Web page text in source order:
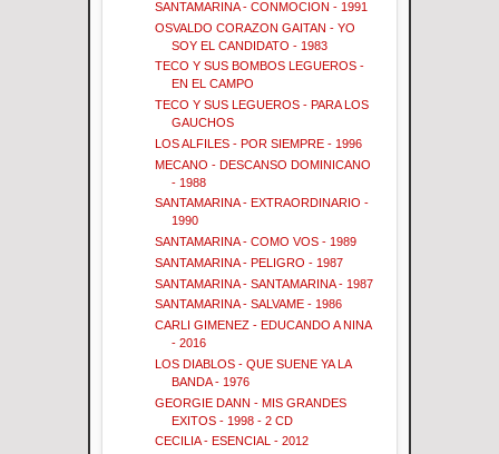
SANTAMARINA - CONMOCION - 1991
OSVALDO CORAZON GAITAN - YO
SOY EL CANDIDATO - 1983
TECO Y SUS BOMBOS LEGUEROS -
EN EL CAMPO
TECO Y SUS LEGUEROS - PARA LOS
GAUCHOS
LOS ALFILES - POR SIEMPRE - 1996
MECANO - DESCANSO DOMINICANO
- 1988
SANTAMARINA - EXTRAORDINARIO -
1990
SANTAMARINA - COMO VOS - 1989
SANTAMARINA - PELIGRO - 1987
SANTAMARINA - SANTAMARINA - 1987
SANTAMARINA - SALVAME - 1986
CARLI GIMENEZ - EDUCANDO A NINA
- 2016
LOS DIABLOS - QUE SUENE YA LA
BANDA - 1976
GEORGIE DANN - MIS GRANDES
EXITOS - 1998 - 2 CD
CECILIA - ESENCIAL - 2012